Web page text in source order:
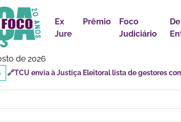
Ex
Jure
Prêmio
Foco
Judiciário
de 2026
🔗Doutor Luizinho: Cadastro Nacional para
Social